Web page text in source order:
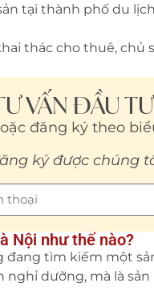
tại thành phố du
thác cho thuê, chủ
VẤN ĐẦU
đăng ký theo
ký được chúng
Nội như thế nào?
đang tìm kiếm một
nghỉ dưỡng, mà là